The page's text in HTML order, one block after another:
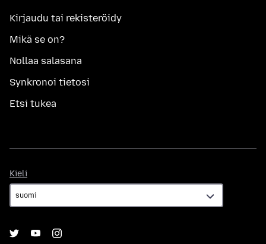
Kirjaudu tai rekisteröidy
Mikä se on?
Nollaa salasana
Synkronoi tietosi
Etsi tukea
Kieli